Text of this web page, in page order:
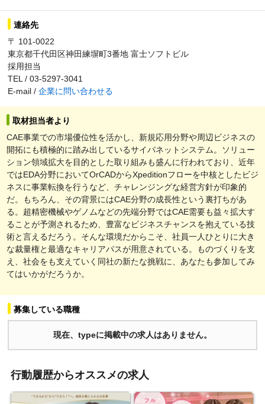
連絡先
〒 101-0022
東京都千代田区神田練塀町3番地 富士ソフトビル
採用担当
TEL / 03-5297-3041
E-mail / 企業に問い合わせる
取材担当者より
CAE事業での市場優位性を活かし、新規応用分野や周辺ビジネスの
開拓にも積極的に踏み出しているサイバネットシステム。ソリュー
ション領域拡大を目的とした取り組みも盛んに行われており、近年
ではEDA分野においてOrCADからXpeditionフローを中核としたビジ
ネスに事業転換を行うなど、チャレンジングな経営方針が印象的
だ。もちろん、その背景にはCAE分野の成長性という裏打ちがあ
る。超精密機械やゲノムなどの先端分野ではCAE需要も益々拡大す
ることが予測されるため、豊富なビジネスチャンスを抱えている技
術と言えるだろう。そんな環境だからこそ、社員一人ひとりに大き
な裁量権と最適なキャリアパスが用意されている。ものづくりを支
え、社会をも支えていく同社の新たな挑戦に、あなたも参加してみ
てはいかがだろうか。
募集している職種
現在、typeに掲載中の求人はありません。
行動履歴からオススメの求人